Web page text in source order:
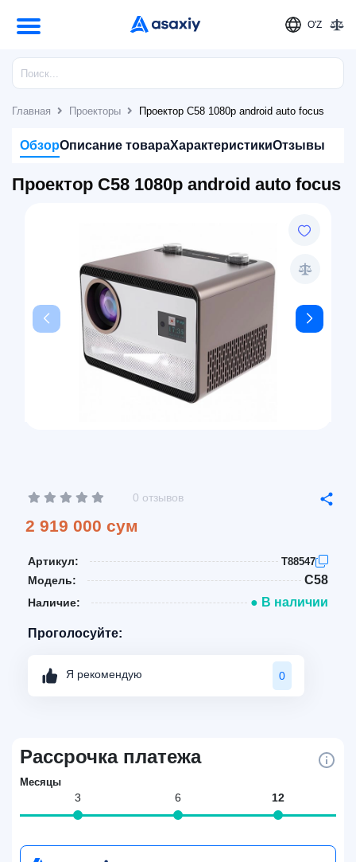
O'Z
Главная Проекторы Проектор C58 1080p android auto focus
ОбзорОписание товараХарактеристикиОтзывы
Проектор C58 1080p android auto focus
0 отзывов
2 919 000 сум
Артикул: T88547
Модель: C58
Наличие: ● В наличии
Проголосуйте:
Я рекомендую 0
Рассрочка платежа
Месяцы
3 6 12